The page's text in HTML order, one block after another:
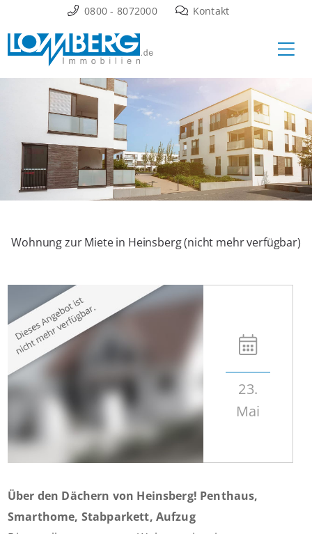
Inhalt
springen
0800 - 8072000 Kontakt
Wohnung zur Miete in Heinsberg (nicht mehr verfügbar)
23.
Mai
Über den Dächern von Heinsberg! Penthaus,
Smarthome, Stabparkett, Aufzug